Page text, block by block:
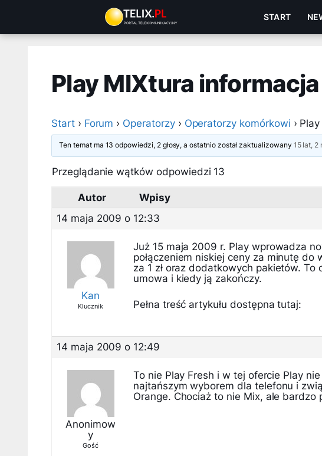
treści
START
Play MIXtura
Start › Forum › Operatorzy › Operatorzy komórkowi ›
Ten temat ma 13 odpowiedzi, 2 głosy, a ostatnio został zaktualizowany 15 lat, 2
Przeglądanie wątków odpowiedzi 13
Autor
Wpisy
14 maja 2009 o 12:33
Kan
Klucznik
Już 15 maja 2009 r. Play wprowadza
połączeniem niskiej ceny za minutę
za 1 zł oraz dodatkowych pakietów.
umowa i kiedy ją zakończy.
Pełna treść artykułu dostępna tutaj:
14 maja 2009 o 12:49
Anonimow
y
Gość
To nie Play Fresh i w tej ofercie Play
najtańszym wyborem dla telefonu i
Orange. Chociaż to nie Mix, ale bardzo